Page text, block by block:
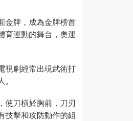
金牌，成為金牌榜首
育運動的舞台，奧運
視劇經常出現武術打
使刀橫於胸前，刀刃
技擊和攻防動作的組